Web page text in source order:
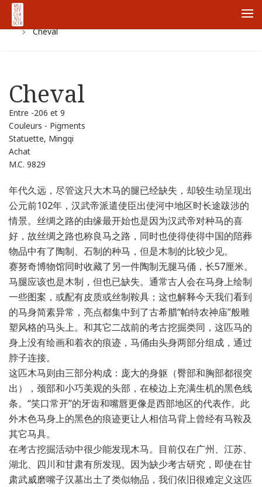
首页
Yi Zhao
Cheval
Cheval
Entre -206 et 9
Couleurs - Pigments
Statuette, Mingqi
Achat
M.C. 9829
年代久远，尽管这只大木马的腿已经缺失，却较生动呈现出
公元前102年，汉武帝派遣使臣出使河中地区时长途跋涉的
情景。丝绸之路的由缘最开始也是因为汉武帝对种马的喜
好，故丝绸之路也称良马之路，同时也使得使得中国的陪葬
物品中有了陶制、石制的种马，但是木制的比较少见。
赛努奇博物馆同时收藏了另一件陶制无腿马俑，长57厘米。
马腿应该也是木制，但也已缺失。通常古人会在马身上绘制
一些图案，或配有皮质或丝制鞍具；这也解释今天我们看到
的马身简素异常，亮点都集中到了古希腊“帕特农神庙”般雕
塑风格的马头上。和其它二战前的考古挖掘类同，这匹马的
身上没有绘画和着衣的痕迹，马俑由头身两部分组成，通过
脖子连接。
这匹木马则由三部分构成：庞大的身躯（臀部和胸部都很突
出），颈部和小巧美观的头部，在棱边上充满生机的黑色线
条。“笑口常开”的牙齿和嘴唇更像是西部地区的代表作。此
外木色马身上的黑色的痕迹更让人相信马背上曾经有马鞍及
其它马具。
在考古挖掘活动中很少能发现木马。目前仅在广州、江苏、
湖北、四川和甘肃有所发现。因为缺少考古研究，即使在甘
肃武威磨嘴子汉墓出土了类似物品，我们依旧很难定义这匹